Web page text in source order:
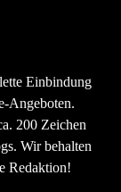
Einbindung
Angeboten.
200 Zeichen
Wir behalten
Redaktion!